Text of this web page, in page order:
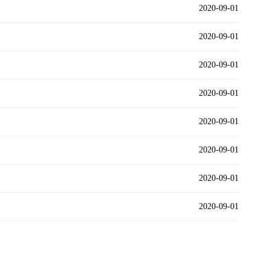
2020-09-01
2020-09-01
2020-09-01
2020-09-01
2020-09-01
2020-09-01
2020-09-01
2020-09-01